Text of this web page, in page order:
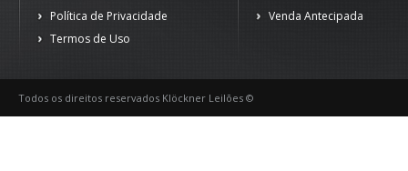
Política de Privacidade
Termos de Uso
Venda Antecipada
Todos os direitos reservados Klöckner Leilões ©